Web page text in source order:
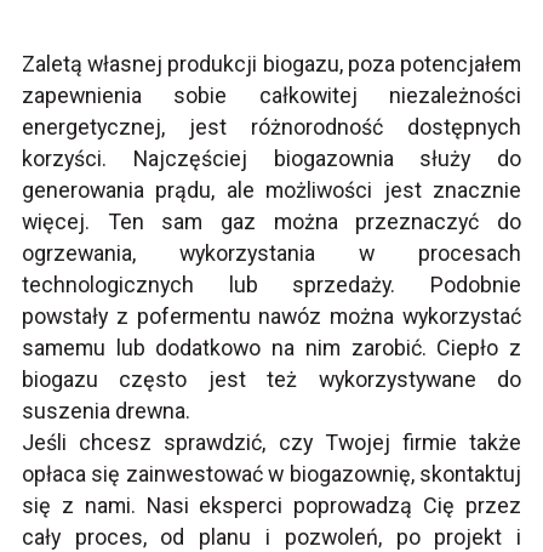
Zaletą własnej produkcji biogazu, poza potencjałem
zapewnienia sobie całkowitej niezależności
energetycznej, jest różnorodność dostępnych
korzyści. Najczęściej biogazownia służy do
generowania prądu, ale możliwości jest znacznie
więcej. Ten sam gaz można przeznaczyć do
ogrzewania, wykorzystania w procesach
technologicznych lub sprzedaży. Podobnie
powstały z pofermentu nawóz można wykorzystać
samemu lub dodatkowo na nim zarobić. Ciepło z
biogazu często jest też wykorzystywane do
suszenia drewna.
Jeśli chcesz sprawdzić, czy Twojej firmie także
opłaca się zainwestować w biogazownię, skontaktuj
się z nami. Nasi eksperci poprowadzą Cię przez
cały proces, od planu i pozwoleń, po projekt i